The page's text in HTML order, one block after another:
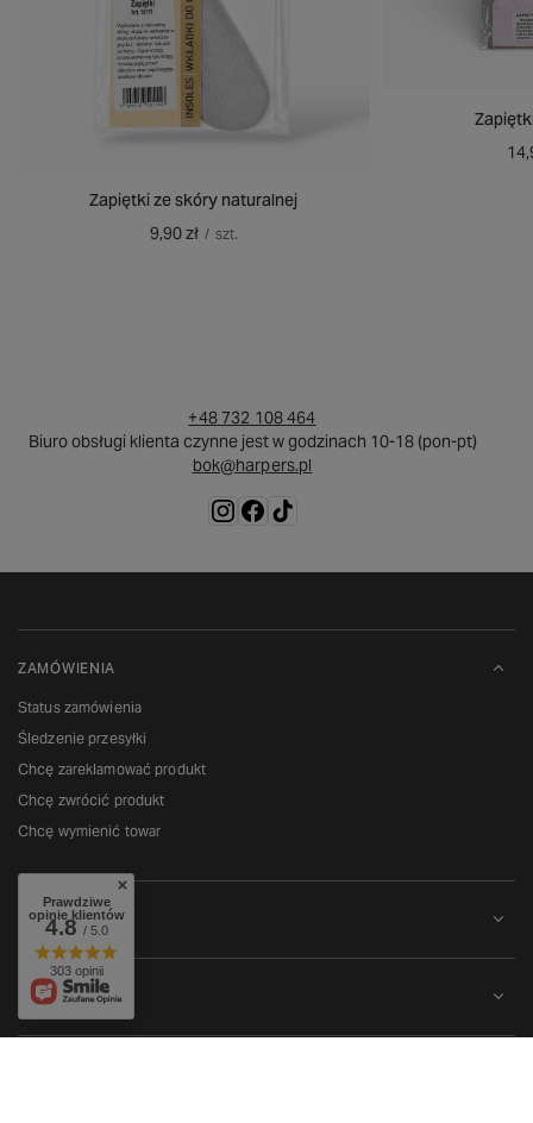
Zapiętki ze skóry naturalnej
9,90 zł / szt.
+48 732 108 464
Biuro obsługi klienta czynne jest w godzinach 10-18 (pon-pt)
bok@harpers.pl
ZAMÓWIENIA
Status zamówienia
Śledzenie przesyłki
Chcę zareklamować produkt
Chcę zwrócić produkt
Chcę wymienić towar
KONTO
REGULAMINY
Prawdziwe
opinie klientów
4.8/ 5.0
303 opinii